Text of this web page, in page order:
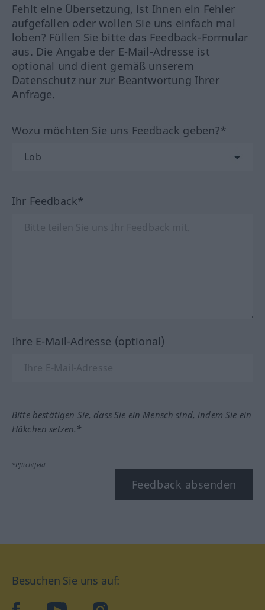
Fehlt eine Übersetzung, ist Ihnen ein Fehler
aufgefallen oder wollen Sie uns einfach mal
loben? Füllen Sie bitte das Feedback-Formular
aus. Die Angabe der E-Mail-Adresse ist
optional und dient gemäß unserem
Datenschutz nur zur Beantwortung Ihrer
Anfrage.
Wozu möchten Sie uns Feedback geben?*
Ihr Feedback*
Ihre E-Mail-Adresse (optional)
Bitte bestätigen Sie, dass Sie ein Mensch sind, indem Sie ein
Häkchen setzen.*
*Pflichtfeld
Feedback absenden
Besuchen Sie uns auf: